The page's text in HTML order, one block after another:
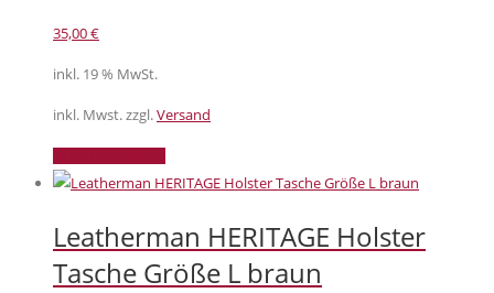
35,00€
inkl. 19 % MwSt.
inkl. Mwst. zzgl.Versand
Leatherman HERITAGE Holster
Tasche Größe L braun